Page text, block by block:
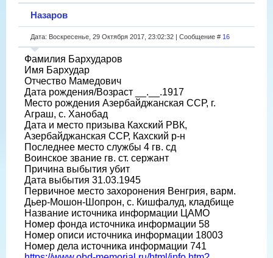
Назаров
Дата: Воскресенье, 29 Октября 2017, 23:02:32 | Сообщение # 16
Фамилия Бархударов
Имя Бархудар
Отчество Мамедович
Дата рождения/Возраст __.__.1917
Место рождения Азербайджанская ССР, г.
Аграш, с. Ханобад
Дата и место призыва Кахский РВК,
Азербайджанская ССР, Кахский р-н
Последнее место службы 4 гв. сд
Воинское звание гв. ст. сержант
Причина выбытия убит
Дата выбытия 31.03.1945
Первичное место захоронения Венгрия, варм.
Дьер-Мошон-Шопрон, с. Кишфалуд, кладбище
Название источника информации ЦАМО
Номер фонда источника информации 58
Номер описи источника информации 18003
Номер дела источника информации 741